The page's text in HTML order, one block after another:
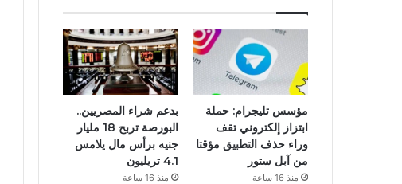
ب
و
مؤسس تليجرام: حملة
ابتزاز إلكتروني تقف
وراء حذف التطبيق مؤقتا
من آبل ستور
منذ 16 ساعة
بدعم شراء المصريين..
البورصة تربح 18 مليار
جنيه برأس مال يلامس
4.1 تريليون
منذ 16 ساعة